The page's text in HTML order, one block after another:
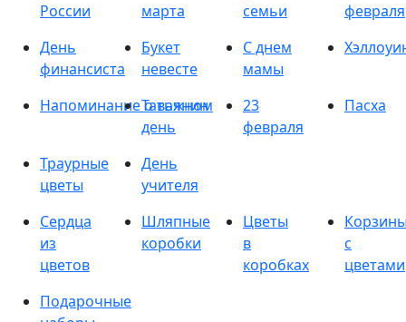
России
марта
семьи
февраля
День
финансиста
Букет
невесте
С днем
мамы
Напоминание о важном
Татьянин
день
23
февраля
Пасха
Траурные
цветы
День
учителя
Сердца
из
цветов
Шляпные
коробки
Цветы
в
коробках
с
цветами
Подарочные